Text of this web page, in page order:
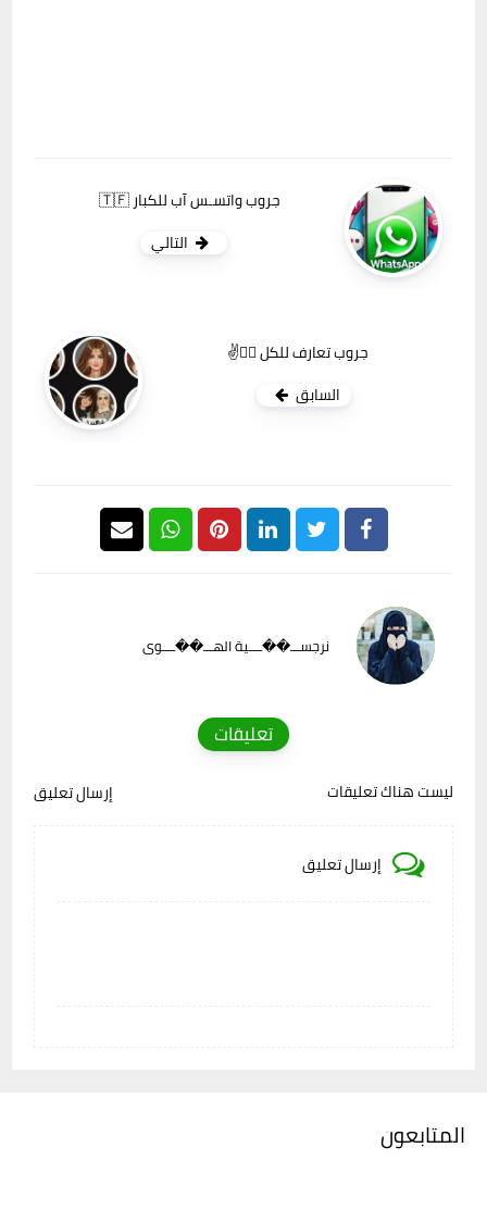
جروب واتسـس آب للكبار 🇹🇫
التالي
جروب تعارف للكل 🙆‍♀️✌️
السابق
نرجســـ��ــــية الهـــ��ــــوى
تعليقات
ليست هناك تعليقات إرسال تعليق
إرسال تعليق
المتابعون